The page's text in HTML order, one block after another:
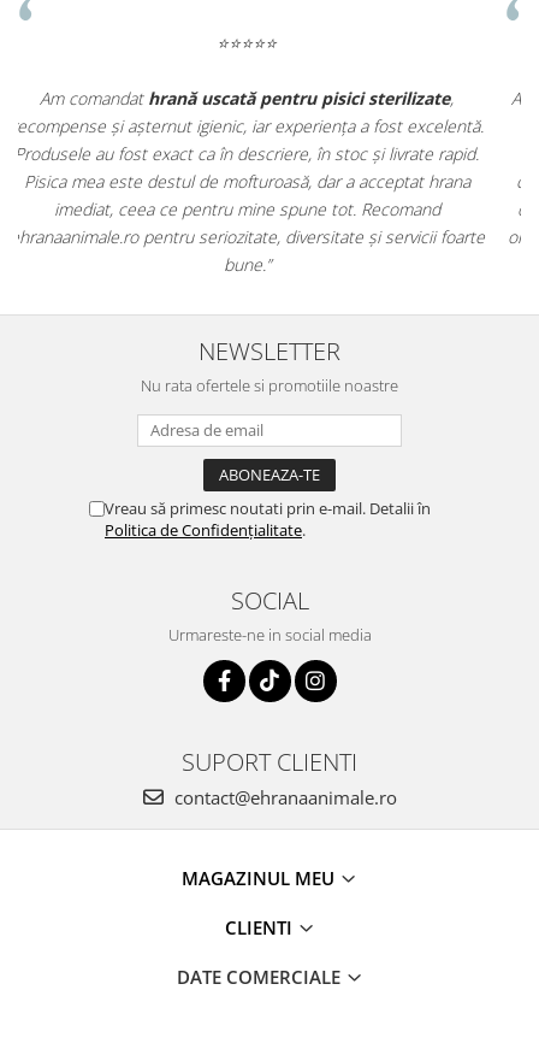
⭐⭐⭐⭐⭐
Apreciez foarte mult faptul că peehranaanimale.rogăsesc nu
doar hrană, ci și produse dinfarmacia veterinară:
antiparazitare, suplimente și soluții de îngrijire. Este foarte
comod să pot comanda tot ce am nevoie pentru animalul meu
dintr-un singur loc. Livrarea a fost rapidă, iar produsele au fost
originale și în termen. Magazin serios, bine organizat și foarte util
pentru orice stăpân de animale.
NEWSLETTER
Nu rata ofertele si promotiile noastre
Vreau să primesc noutati prin e-mail. Detalii în
Politica de Confidențialitate.
SOCIAL
Urmareste-ne in social media
SUPORT CLIENTI
contact@ehranaanimale.ro
MAGAZINUL MEU
CLIENTI
DATE COMERCIALE